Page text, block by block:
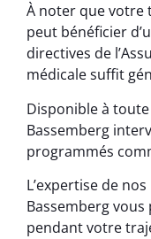
À noter que votre
peut bénéficier
directives de
médicale suffit
Disponible à
Bassemberg
programmés
L’expertise de
Bassemberg
pendant votre